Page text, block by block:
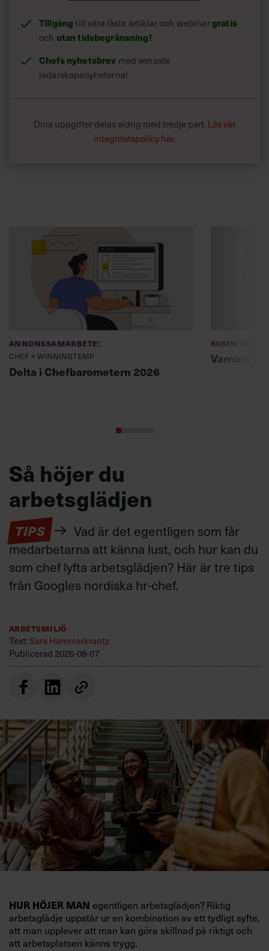
Tillgångtill våra låsta artiklar och webinargratis
och utan tidsbegränsning!
Chefs nyhetsbrev med senaste
ledarskapsnyheterna!
Dina uppgifter delas aldrig med tredje part. Läs vår
integritetspolicy här.
Annonssamarbete:
Chef + Winningtemp
Delta i Chefbarometern 2026
Varning
Så höjer du
arbetsglädjen
TIPS
Vad är det egentligen som får
medarbetarna att känna lust, och hur kan du
som chef lyfta arbetsglädjen? Här är tre tips
från Googles nordiska hr-chef.
Arbetsmiljö
Text:Sara Hammarkrantz
Publicerad 2026-08-07
HUR HÖJER MAN egentligen arbetsglädjen? Riktig
arbetsglädje uppstår ur en kombination av ett tydligt syfte,
att man upplever att man kan göra skillnad på riktigt och
att arbetsplatsen känns trygg.